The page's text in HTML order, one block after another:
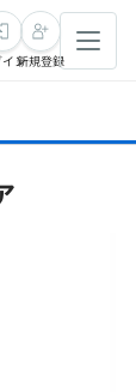
イン新規登録